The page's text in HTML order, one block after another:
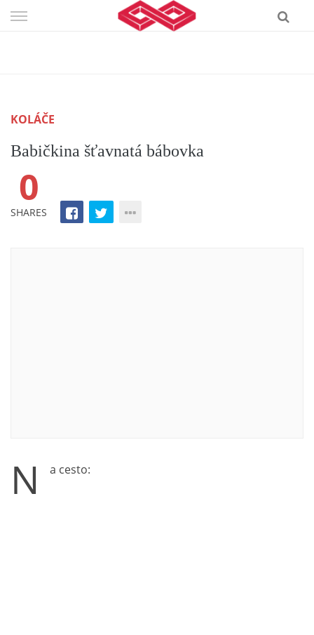
Skip
KOLÁČE
Babičkina šťavnatá bábovka
0
SHARES
N a cesto: